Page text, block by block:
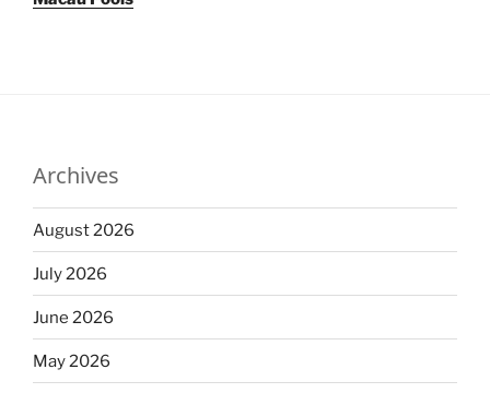
Archives
August 2026
July 2026
June 2026
May 2026